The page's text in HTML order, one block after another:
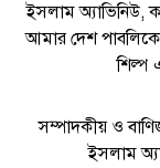
ইসলাম অ্যাভিনিউ,
আমার দেশ
শিল্প
সম্পাদকীয় ও
ইসলাম